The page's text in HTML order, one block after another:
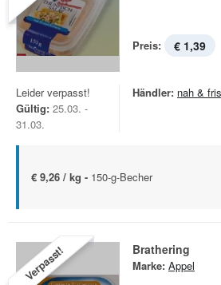
Preis: € 1,39
Leider verpasst!
Gültig: 25.03. -
31.03.
Händler: nah &
€ 9,26 / kg - 150-g-Becher
Verpasst! Brathering
Marke: Appel